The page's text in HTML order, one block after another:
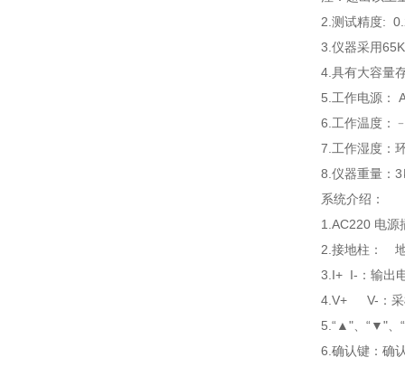
2.测试精度:
3.仪器采用
4.具有大容量
5.工作电源：
6.工作温度：
7.工作湿
8.仪器重量：3
系统介绍：
1.AC220 电源
2.接地柱：
3.I+ I-：输出
4.V+ V-：采
5.“▲"、“▼"、
6.确认键：确